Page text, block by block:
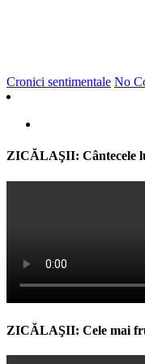
Cronici sentimentale No
ZICĂLAŞII: Cântecele
ZICĂLAŞII: Cele mai